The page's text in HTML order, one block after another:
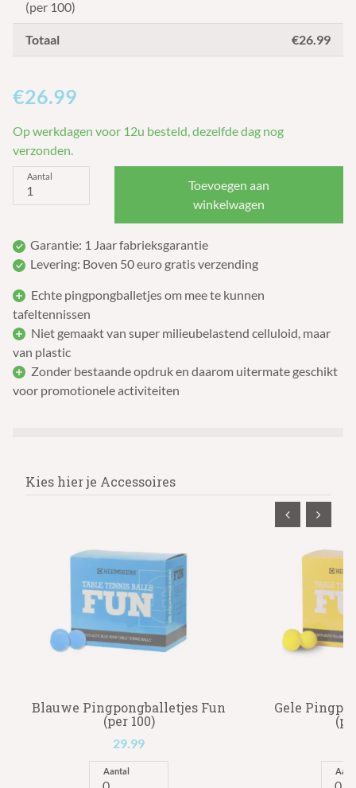
(per 100)
Totaal €26.99
€26.99
Op werkdagen voor 12u besteld, dezelfde dag nog
verzonden.
Aantal
Toevoegen aan
winkelwagen
Garantie: 1 Jaar fabrieksgarantie
Levering: Boven 50 euro gratis verzending
Echte pingpongballetjes om mee te kunnen
tafeltennissen
Niet gemaakt van super milieubelastend celluloid, maar
van plastic
Zonder bestaande opdruk en daarom uitermate geschikt
voor promotionele activiteiten
Kies hier je Accessoires
Blauwe Pingpongballetjes Fun
(per 100)
29.99
Aantal
Gele